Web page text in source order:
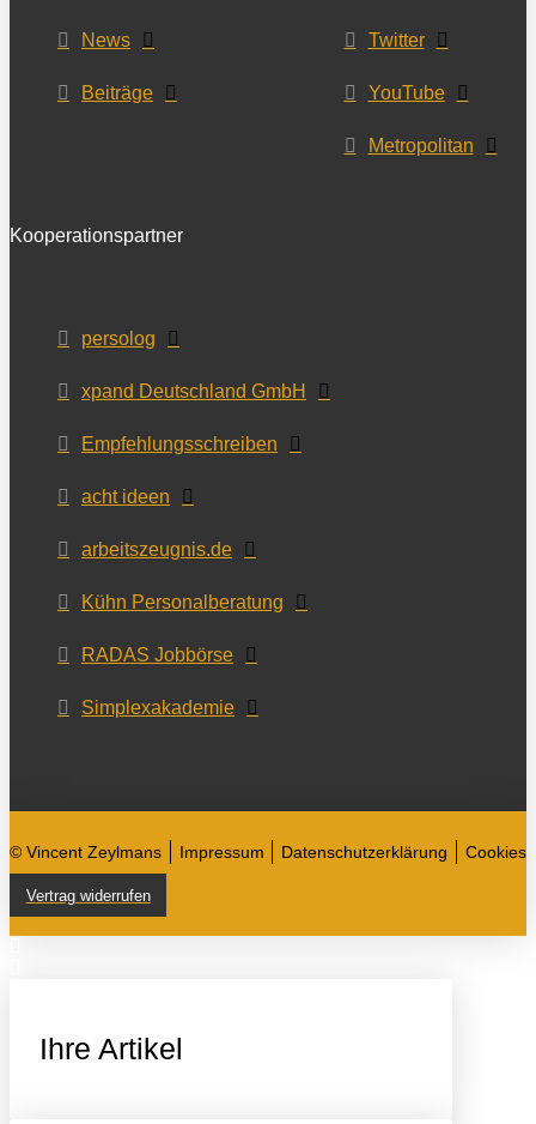
News
Beiträge
Twitter
YouTube
Metropolitan
Kooperationspartner
persolog
xpand Deutschland GmbH
Empfehlungsschreiben
acht ideen
arbeitszeugnis.de
Kühn Personalberatung
RADAS Jobbörse
Simplexakademie
© Vincent Zeylmans Impressum Datenschutzerklärung Cookies
Vertrag widerrufen
Ihre Artikel